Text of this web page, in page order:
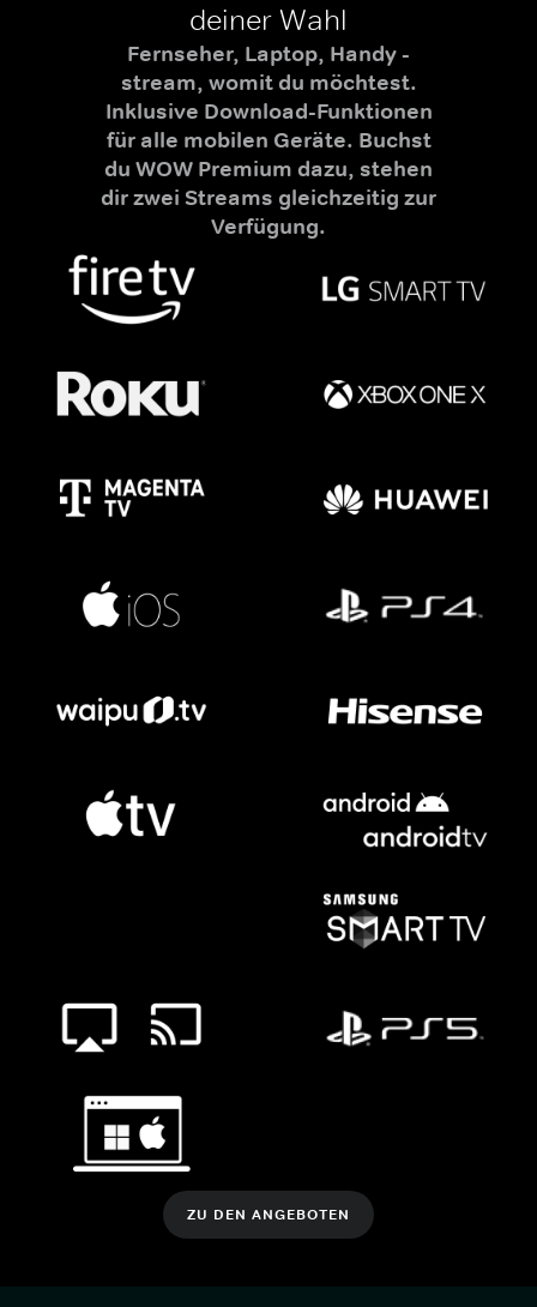
deiner Wahl
Fernseher, Laptop, Handy -
stream, womit du möchtest.
Inklusive Download-Funktionen
für alle mobilen Geräte. Buchst
du WOW Premium dazu, stehen
dir zwei Streams gleichzeitig zur
Verfügung.
ZU DEN ANGEBOTEN